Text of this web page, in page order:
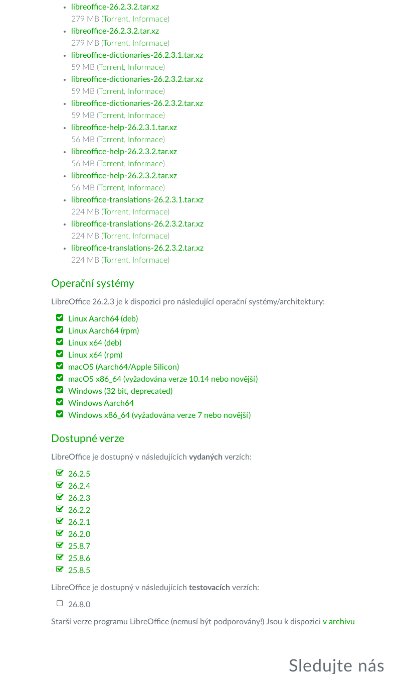
libreoffice-26.2.3.2.tar.xz
279 MB (Torrent, Informace)
libreoffice-26.2.3.2.tar.xz
279 MB (Torrent, Informace)
libreoffice-dictionaries-26.2.3.1.tar.xz
59 MB (Torrent, Informace)
libreoffice-dictionaries-26.2.3.2.tar.xz
59 MB (Torrent, Informace)
libreoffice-dictionaries-26.2.3.2.tar.xz
59 MB (Torrent, Informace)
libreoffice-help-26.2.3.1.tar.xz
56 MB (Torrent, Informace)
libreoffice-help-26.2.3.2.tar.xz
56 MB (Torrent, Informace)
libreoffice-help-26.2.3.2.tar.xz
56 MB (Torrent, Informace)
libreoffice-translations-26.2.3.1.tar.xz
224 MB (Torrent, Informace)
libreoffice-translations-26.2.3.2.tar.xz
224 MB (Torrent, Informace)
libreoffice-translations-26.2.3.2.tar.xz
224 MB (Torrent, Informace)
Operační systémy
LibreOffice 26.2.3 je k dispozici pro následující operační systémy/architektury:
Linux Aarch64 (deb)
Linux Aarch64 (rpm)
Linux x64 (deb)
Linux x64 (rpm)
macOS (Aarch64/Apple Silicon)
macOS x86_64 (vyžadována verze 10.14 nebo novější)
Windows (32 bit, deprecated)
Windows Aarch64
Windows x86_64 (vyžadována verze 7 nebo novější)
Dostupné verze
LibreOffice je dostupný v následujících vydaných verzích:
26.2.5
26.2.4
26.2.3
26.2.2
26.2.1
26.2.0
25.8.7
25.8.6
25.8.5
LibreOffice je dostupný v následujících testovacích verzích:
26.8.0
Starší verze programu LibreOffice (nemusí být podporovány!) Jsou k dispozici v archivu
Sledujte nás